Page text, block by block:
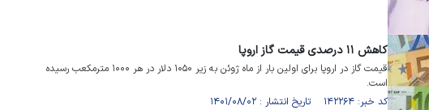
کاهش ۱۱ درصدی قیمت گاز اروپا
قیمت گاز در اروپا برای اولین بار از ماه ژوئن به زیر ۱۰۵۰ دلار در هر ۱۰۰۰ مترمکعب رسیده
است.
کد خبر: ۱۴۲۲۶۴ تاریخ انتشار : ۱۴۰۱/۰۸/۰۲